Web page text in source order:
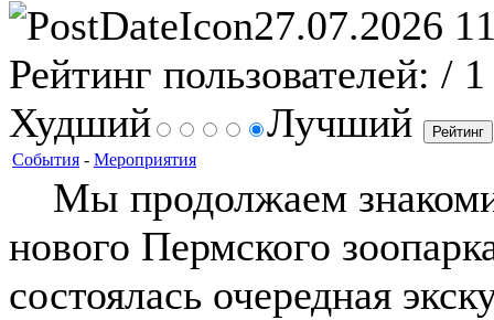
27.07.2026
Рейтинг пользователей: / 1
Худший
Лучший
События - Мероприятия
Мы продолжаем
нового Пермского
состоялась очередная